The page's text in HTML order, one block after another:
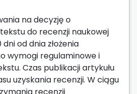
na decyzję o
do recenzji naukowej
od dnia złożenia
wymogi regulaminowe i
Czas publikacji artykułu
uzyskania recenzji. W ciągu
recenzji